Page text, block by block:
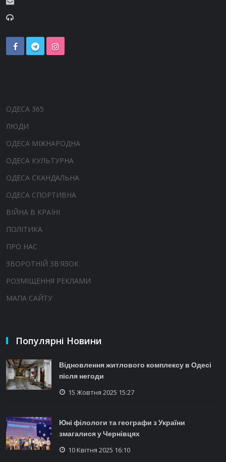
ОДЕСА 365
ЛЮДИ
ОДЕСА МІЖНАРОДНА
ОДЕСА КУЛЬТУРНА
ОДЕСА СКАНДАЛЬНА
ОДЕСА СПОРТИВНА
ВІЙНА В КРАЇНІ
ПОЛІТИКА
ПРО НАС
ЗВОРОТНІЙ ЗВ'ЯЗОК
РОЗМІЩЕННЯ РЕКЛАМИ
МАПА САЙТУ
Популярні Новини
Відновлення житлового комплексу в Одесі
після негоди
15 Жовтня 2025 15:27
Юні філологи та географи з України
змагалися у Чернівцях
10 Квітня 2025 16:10